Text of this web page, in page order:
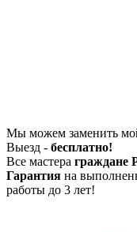
Мы можем заменить
Выезд - бесплатно!
Все мастера граждане
Гарантия на
работы до 3 лет!